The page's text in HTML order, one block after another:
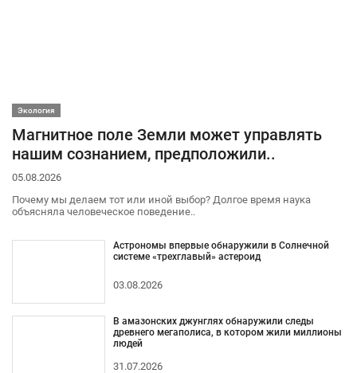
Экология
Магнитное поле Земли может управлять
нашим сознанием, предположили..
05.08.2026
Почему мы делаем тот или иной выбор? Долгое время наука
объясняла человеческое поведение..
Астрономы впервые обнаружили в Солнечной
системе «трехглавый» астероид
03.08.2026
В амазонских джунглях обнаружили следы
древнего мегаполиса, в котором жили миллионы
людей
31.07.2026